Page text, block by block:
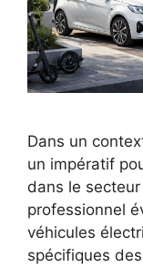
Dans un
un impératif
dans le
professionnel
véhicules
spécifiques